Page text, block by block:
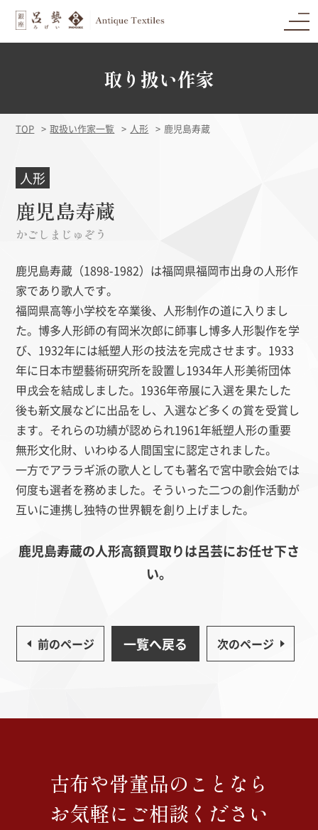
取り扱い作家
TOP 取扱い作家一覧 人形 鹿児島寿蔵
人形
鹿児島寿蔵
かごしまじゅぞう
鹿児島寿蔵（1898-1982）は福岡県福岡市出身の人形作
家であり歌人です。
福岡県高等小学校を卒業後、人形制作の道に入りまし
た。博多人形師の有岡米次郎に師事し博多人形製作を学
び、1932年には紙塑人形の技法を完成させます。1933
年に日本市塑藝術研究所を設置し1934年人形美術団体
甲戌会を結成しました。1936年帝展に入選を果たした
後も新文展などに出品をし、入選など多くの賞を受賞し
ます。それらの功績が認められ1961年紙塑人形の重要
無形文化財、いわゆる人間国宝に認定されました。
一方でアララギ派の歌人としても著名で宮中歌会始では
何度も選者を務めました。そういった二つの創作活動が
互いに連携し独特の世界観を創り上げました。
鹿児島寿蔵の人形高額買取りは呂芸にお任せ下さ
い。
前のページ 一覧へ戻る 次のページ
古布や骨董品のことなら
お気軽にご相談ください